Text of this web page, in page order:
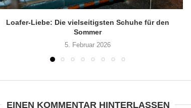
Loafer-Liebe: Die vielseitigsten Schuhe für den
Sommer
5. Februar 2026
EINEN KOMMENTAR HINTERLASSEN